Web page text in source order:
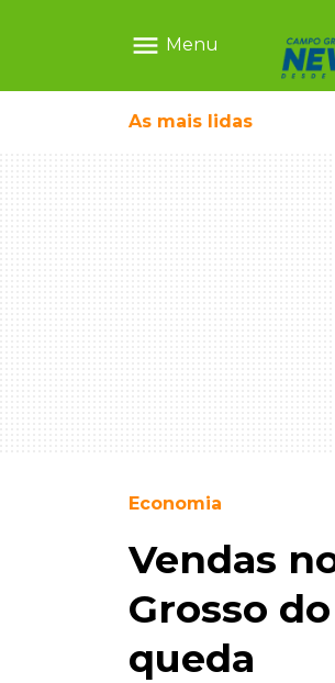
menu Menu
As mais lidas
temporal no interior
Economia
Vendas
Grosso
queda